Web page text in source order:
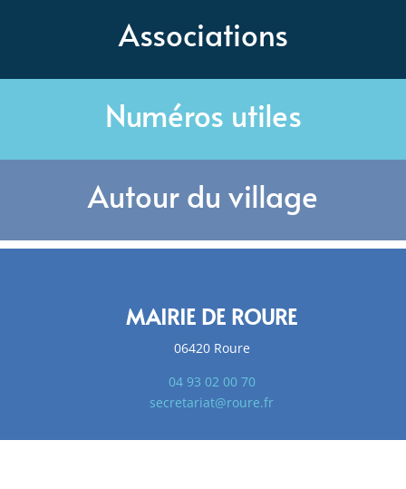
Associations
Numéros utiles
Autour du village
MAIRIE DE ROURE
06420 Roure
04 93 02 00 70
secretariat@roure.fr